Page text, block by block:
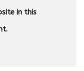
in this